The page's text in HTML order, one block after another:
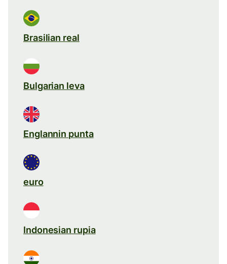
Brasilian real
Bulgarian leva
Englannin punta
euro
Indonesian rupia